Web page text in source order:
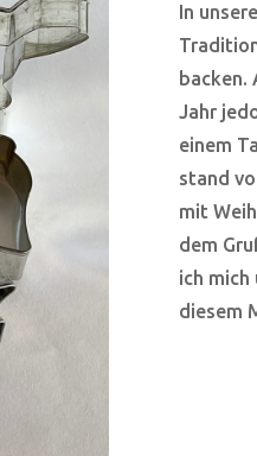
In
backen.
Jahr
einem
stand
mit
dem
ich
diesem